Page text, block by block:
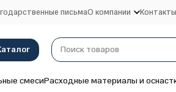
письмаО компании Контакты
смесиРасходные материалы и